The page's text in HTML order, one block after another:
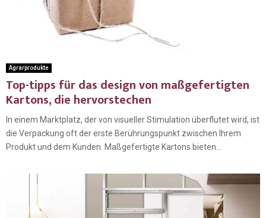
Agrarprodukte
Top-tipps für das design von maßgefertigten
Kartons, die hervorstechen
In einem Marktplatz, der von visueller Stimulation überflutet wird, ist
die Verpackung oft der erste Berührungspunkt zwischen Ihrem
Produkt und dem Kunden. Maßgefertigte Kartons bieten...